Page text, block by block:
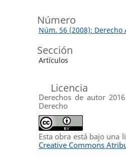
Número
Núm. 56 (2008): Derecho
Sección
Artículos
Licencia
Derechos de autor
Derecho
Esta obra está bajo una
Creative Commons